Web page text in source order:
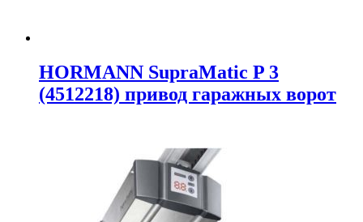
HORMANN SupraMatic P 3
(4512218) привод гаражных ворот